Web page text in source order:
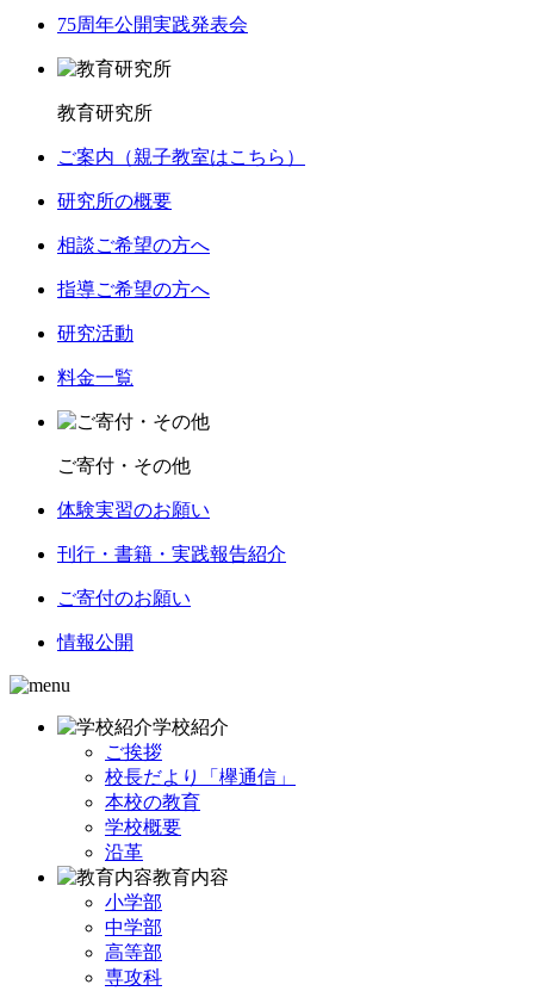
75周年公開実践発表会
教育研究所
ご案内（親子教室はこちら）
研究所の概要
相談ご希望の方へ
指導ご希望の方へ
研究活動
料金一覧
ご寄付・その他
体験実習のお願い
刊行・書籍・実践報告紹介
ご寄付のお願い
情報公開
学校紹介
ご挨拶
校長だより「欅通信」
本校の教育
学校概要
沿革
教育内容
小学部
中学部
高等部
専攻科